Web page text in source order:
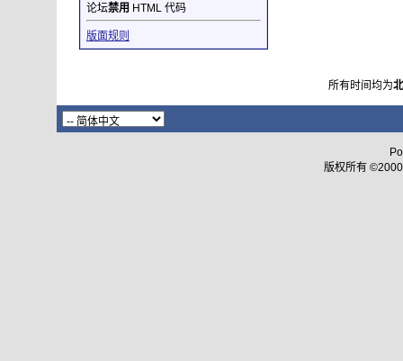
论坛禁用 HTML 代码
版面规则
所有时间均为
版权所有